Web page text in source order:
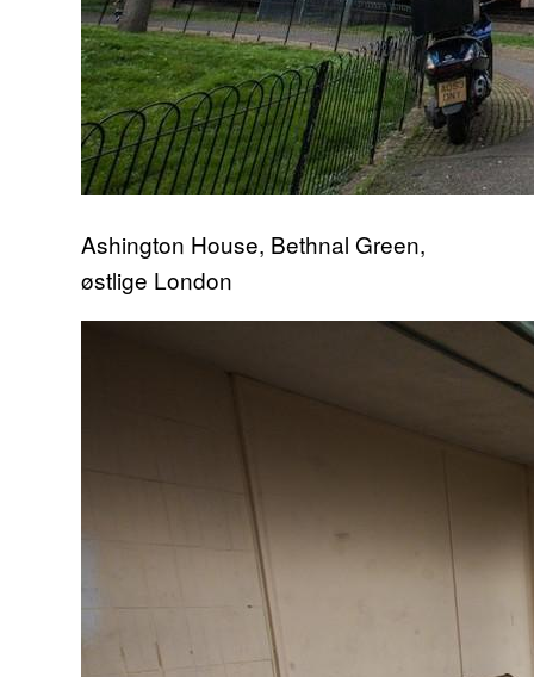
Ashington House, Bethnal Green,
østlige London